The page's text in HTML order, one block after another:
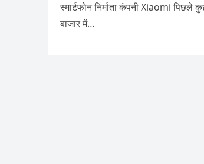
स्मार्टफोन निर्माता कंपनी Xiaomi
बाजार में…